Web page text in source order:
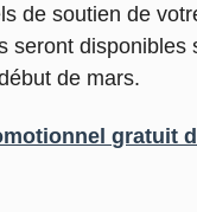
de soutien de
seront disponibles
de mars.
gratuit